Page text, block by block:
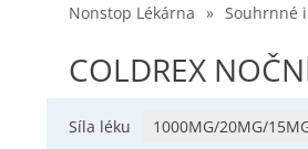
Nonstop Lékárna » Souhrnné
COLDREX
Síla léku
1000MG/20MG/